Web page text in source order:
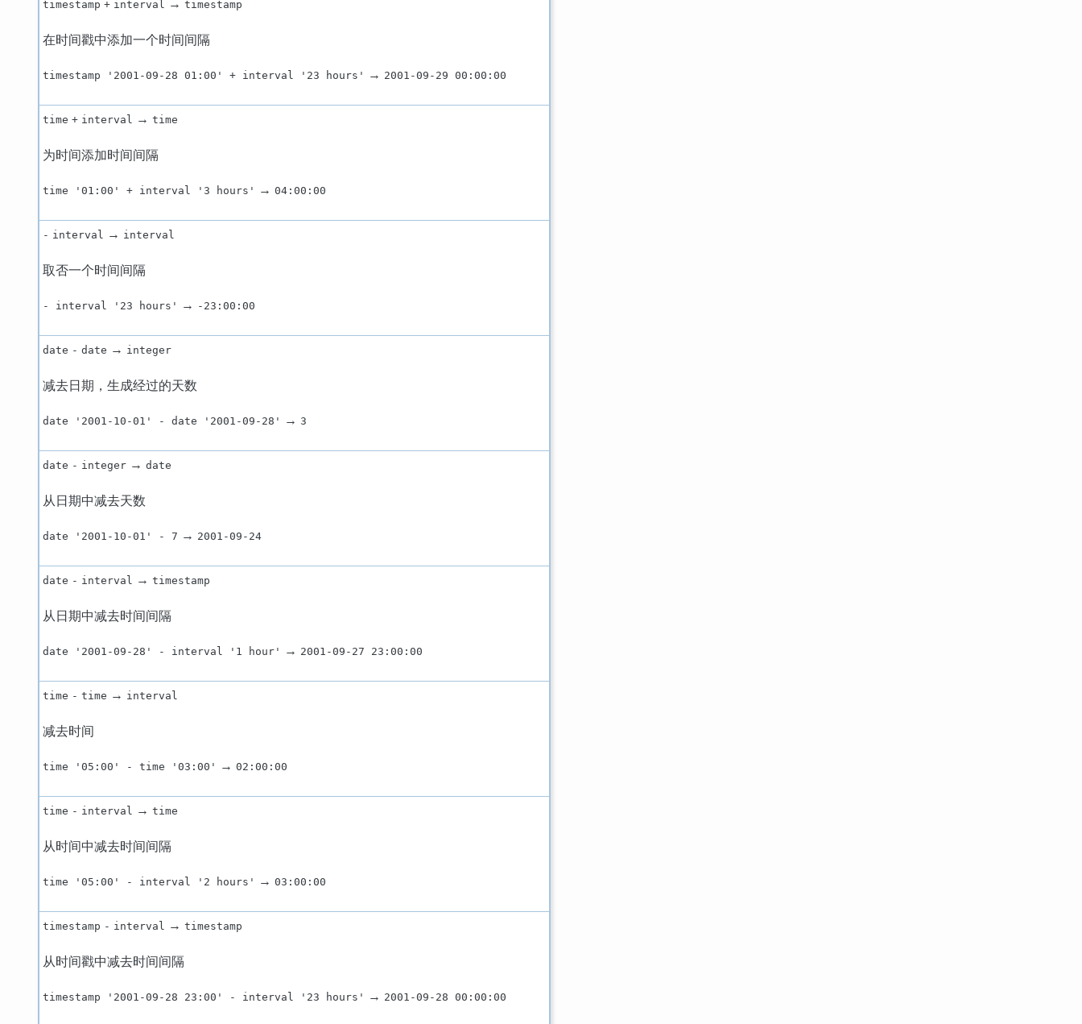
timestamp + interval timestamp
在时间戳中添加一个时间间隔
timestamp '2001-09-28 01:00' + interval '23 hours' → 2001-09-29 00:00:00
time + interval →time
为时间添加时间间隔
time '01:00' + interval '3 hours' →04:00:00
- interval → interval
取否一个时间间隔
- interval '23 hours' → -23:00:00
date - date → integer
减去日期，生成经过的天数
date '2001-10-01' - date '2001-09-28' →3
date - integer →date
从日期中减去天数
date '2001-10-01' - 7 → 2001-09-24
date - interval →timestamp
从日期中减去时间间隔
date '2001-09-28' - interval '1 hour' → 2001-09-27 23:00:00
time - time → interval
减去时间
time '05:00' - time '03:00' →02:00:00
time - interval →time
从时间中减去时间间隔
time '05:00' - interval '2 hours' →03:00:00
timestamp - interval →timestamp
从时间戳中减去时间间隔
timestamp '2001-09-28 23:00' - interval '23 hours' → 2001-09-28 00:00:00